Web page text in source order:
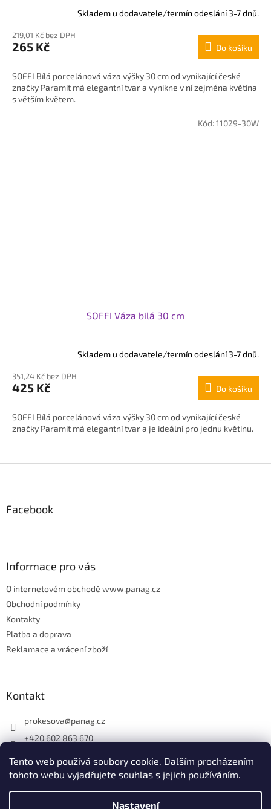
Tento web používá soubory cookie. Dalším procházením
tohoto webu vyjadřujete souhlas s jejich používáním.
Nastavení
Skladem u dodavatele/termín odeslání 3-7 dnů.
219,01 Kč bez DPH
265 Kč Do košíku
SOFFI Bílá porcelánová váza výšky 30 cm od vynikající české
značky Paramit má elegantní tvar a vynikne v ní zejména květina
s větším květem.
SOFFI Váza bílá 30 cm
Skladem u dodavatele/termín odeslání 3-7 dnů.
351,24 Kč bez DPH
425 Kč Do košíku
SOFFI Bílá porcelánová váza výšky 30 cm od vynikající české
značky Paramit má elegantní tvar a je ideální pro jednu květinu.
Kód:11029-30W
p
aFacebook
Informace pro vás
O internetovém obchodě www.panag.cz
Obchodní podmínky
Kontakty
Platba a doprava
Reklamace a vrácení zboží
Kontakt
prokesova@panag.cz
+420 602 863 670